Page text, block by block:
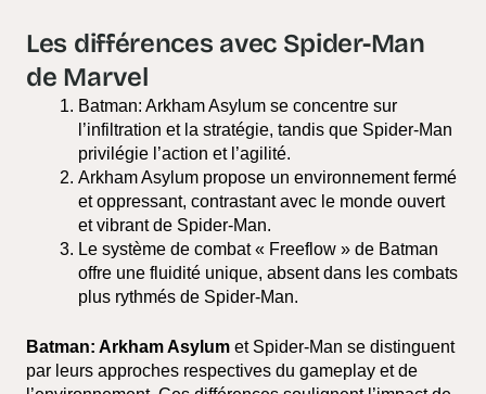
Les différences avec Spider-Man
de Marvel
Batman: Arkham Asylum se concentre sur
l’infiltration et la stratégie, tandis que Spider-Man
privilégie l’action et l’agilité.
Arkham Asylum propose un environnement fermé
et oppressant, contrastant avec le monde ouvert
et vibrant de Spider-Man.
Le système de combat « Freeflow » de Batman
offre une fluidité unique, absent dans les combats
plus rythmés de Spider-Man.
Batman: Arkham Asylum et Spider-Man se distinguent
par leurs approches respectives du gameplay et de